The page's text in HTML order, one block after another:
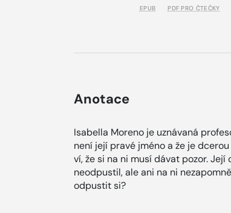
EPUB PDF PRO ČTEČKY
Anotace
Isabella Moreno je uznávaná
není její pravé jméno a že je
ví, že si na ni musí dávat pozor.
neodpustil, ale ani na ni
odpustit si?